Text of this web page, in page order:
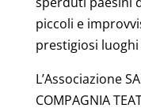
piccoli e
prestigiosi
L’Associazione
COMPAGNIA